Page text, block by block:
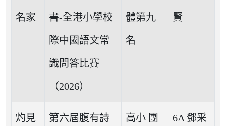
名家 書-全港小學校
際中國語文常
識問答比賽
（2026）
體第九
名
賢
灼見 第六屆腹有詩 高小 團 6A 鄧采